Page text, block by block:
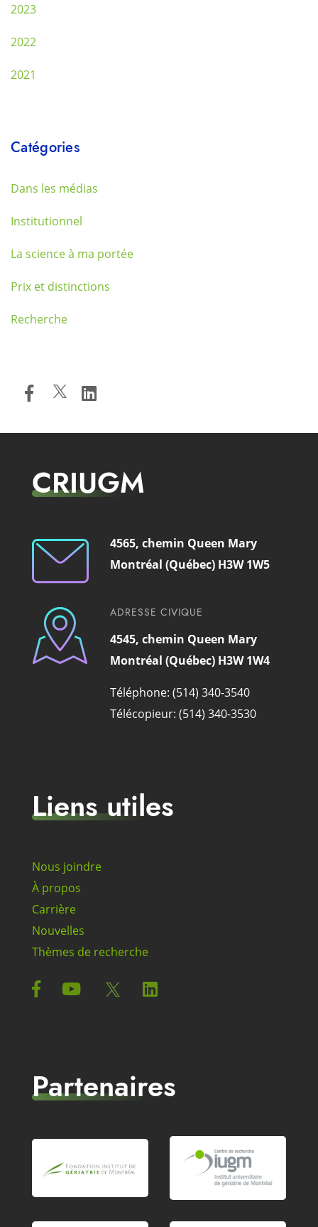
2023
2022
2021
Catégories
Dans les médias
Institutionnel
La science à ma portée
Prix et distinctions
Recherche
CRIUGM
4565, chemin Queen Mary
Montréal (Québec) H3W 1W5
ADRESSE CIVIQUE
4545, chemin Queen Mary
Montréal (Québec) H3W 1W4
Téléphone: (514) 340-3540
Télécopieur: (514) 340-3530
Liens utiles
Nous joindre
À propos
Carrière
Nouvelles
Thèmes de recherche
Partenaires